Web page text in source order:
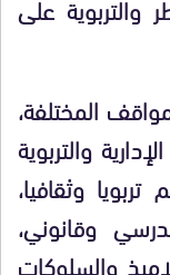
المختلفة،
والتربوية
وثقافيا،
وقانوني،
والسلوكات